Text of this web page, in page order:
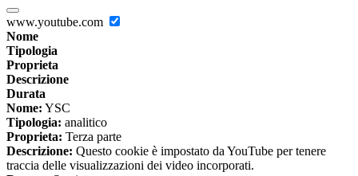
www.youtube.com
Nome
Tipologia
Proprieta
Descrizione
Durata
Nome: YSC
Tipologia: analitico
Proprieta: Terza parte
Descrizione: Questo cookie è impostato da YouTube per tenere
traccia delle visualizzazioni dei video incorporati.